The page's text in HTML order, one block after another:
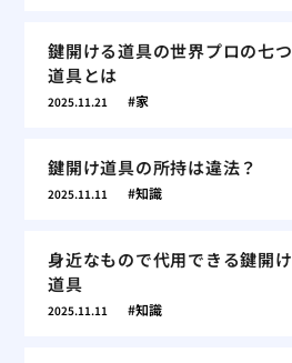
鍵開ける道具の世界プロの七つ
道具とは
2025.11.21 家
鍵開け道具の所持は違法？
2025.11.11 知識
身近なもので代用できる鍵開け
道具
2025.11.11 知識